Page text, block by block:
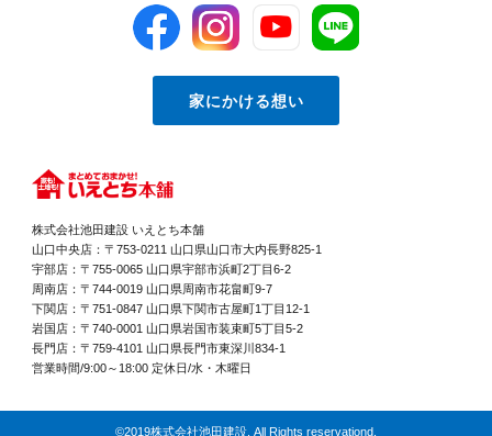
株式会社池田建設 いえとち本舗
山口中央店：〒753-0211 山口県山口市大内長野825-1
宇部店：〒755-0065 山口県宇部市浜町2丁目6-2
周南店：〒744-0019 山口県周南市花畠町9-7
下関店：〒751-0847 山口県下関市古屋町1丁目12-1
岩国店：〒740-0001 山口県岩国市装束町5丁目5-2
長門店：〒759-4101 山口県長門市東深川834-1
営業時間/9:00～18:00 定休日/水・木曜日
家にかける想い
©2019株式会社池田建設. All Rights reservationd.